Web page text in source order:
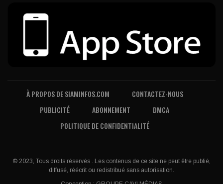
À PROPOS DE SIAMINFOS.COM
CONTACTEZ-NOUS
PUBLICITÉ
ABONNEMENT
DMCA
POLITIQUE DE CONFIDENTIALITÉ
© 2023, Tous droits réservés . Les contenus de ce site ne peut être publié,
diffusé, réécrit ou redistribué sans autorisation.